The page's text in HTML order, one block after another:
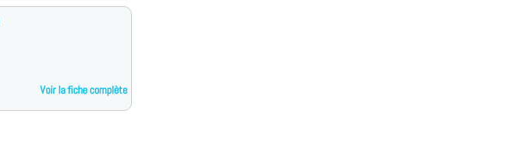
Voir la fiche complète